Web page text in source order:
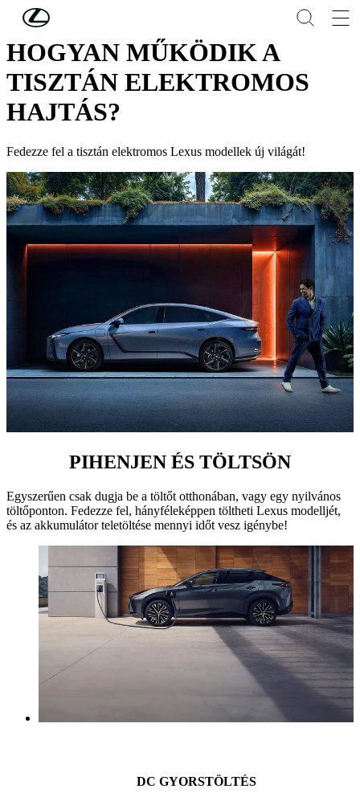
Skip to Main Content
HOGYAN MŰKÖDIK A
TISZTÁN ELEKTROMOS
HAJTÁS?
Fedezze fel a tisztán elektromos Lexus modellek új világát!
PIHENJEN ÉS TÖLTSÖN
Egyszerűen csak dugja be a töltőt otthonában, vagy egy nyilvános
töltőponton. Fedezze fel, hányféleképpen töltheti Lexus modelljét,
és az akkumulátor teletöltése mennyi időt vesz igénybe!
DC GYORSTÖLTÉS